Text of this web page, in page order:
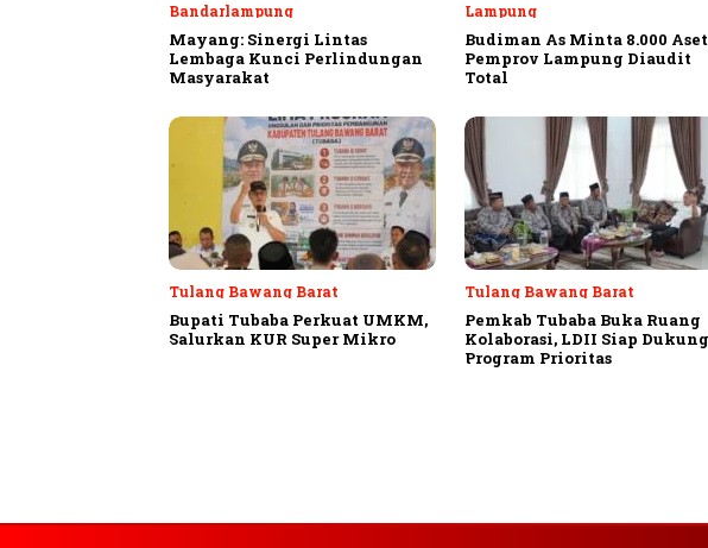
Bandarlampung
Mayang: Sinergi Lintas
Lembaga Kunci Perlindungan
Masyarakat
Lampung
Budiman As Minta 8.000 Aset
Pemprov Lampung Diaudit
Total
Tulang Bawang Barat
Bupati Tubaba Perkuat UMKM,
Salurkan KUR Super Mikro
Tulang Bawang Barat
Pemkab Tubaba Buka Ruang
Kolaborasi, LDII Siap Dukung
Program Prioritas